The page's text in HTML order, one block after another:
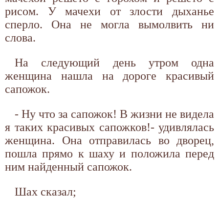
рисом. У мачехи от злости дыханье
сперло. Она не могла вымолвить ни
слова.
На следующий день утром одна
женщина нашла на дороге красивый
сапожок.
- Ну что за сапожок! В жизни не видела
я таких красивых сапожков!- удивлялась
женщина. Она отправилась во дворец,
пошла прямо к шаху и положила перед
ним найденный сапожок.
Шах сказал;